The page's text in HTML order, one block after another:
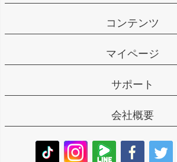
コンテンツ
マイページ
サポート
会社概要